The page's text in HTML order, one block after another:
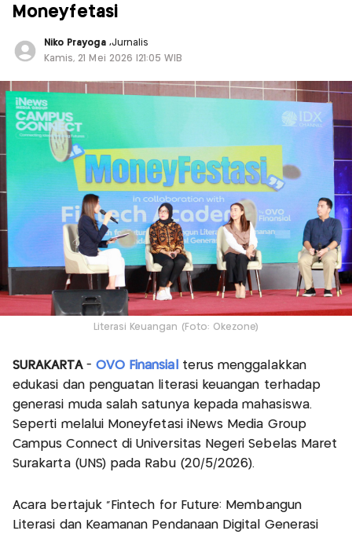
Moneyfetasi
Niko Prayoga ,Jurnalis
Kamis, 21 Mei 2026 |21:05 WIB
Literasi Keuangan (Foto: Okezone)
SURAKARTA- OVO Finansial
terus menggalakkan
edukasi dan penguatan literasi keuangan terhadap
generasi muda salah satunya kepada mahasiswa.
Seperti melalui Moneyfetasi iNews Media Group
Campus Connect di Universitas Negeri Sebelas Maret
Surakarta (UNS) pada Rabu (20/5/2026).
Acara bertajuk “Fintech for Future: Membangun
Literasi dan Keamanan Pendanaan Digital Generasi